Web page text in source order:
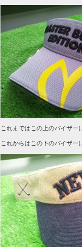
これまではこの上のバイザー
これからはこの下のバイザー